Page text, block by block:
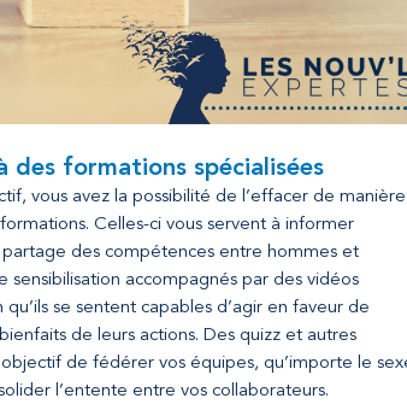
des formations spécialisées
vous avez la possibilité de l’effacer de manière
Celles-ci vous servent à informer
des compétences entre hommes et
sensibilisation accompagnés par des vidéos
se sentent capables d’agir en faveur de
de leurs actions. Des quizz et autres
de fédérer vos équipes, qu’importe le
l’entente entre vos collaborateurs.